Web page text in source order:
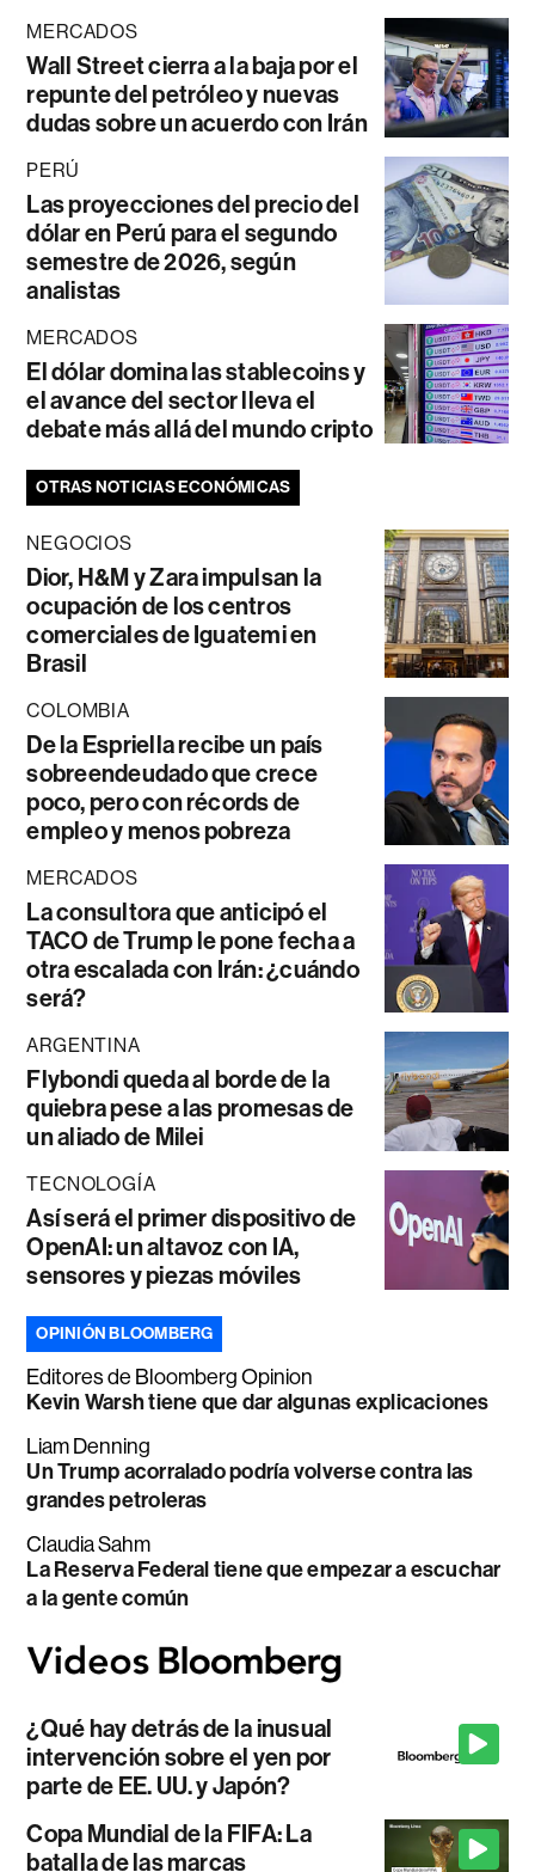
MERCADOS
Wall Street cierra a la baja por el
repunte del petróleo y nuevas
dudas sobre un acuerdo con Irán
PERÚ
Las proyecciones del precio del
dólar en Perú para el segundo
semestre de 2026, según
analistas
MERCADOS
El dólar domina las stablecoins y
el avance del sector lleva el
debate más allá del mundo cripto
OTRAS NOTICIAS ECONÓMICAS
NEGOCIOS
Dior, H&M y Zara impulsan la
ocupación de los centros
comerciales de Iguatemi en
Brasil
COLOMBIA
De la Espriella recibe un país
sobreendeudado que crece
poco, pero con récords de
empleo y menos pobreza
MERCADOS
La consultora que anticipó el
TACO de Trump le pone fecha a
otra escalada con Irán: ¿cuándo
será?
ARGENTINA
Flybondi queda al borde de la
quiebra pese a las promesas de
un aliado de Milei
TECNOLOGÍA
Así será el primer dispositivo de
OpenAI: un altavoz con IA,
sensores y piezas móviles
OPINIÓN BLOOMBERG
Editores de Bloomberg Opinion
Kevin Warsh tiene que dar algunas explicaciones
Liam Denning
Un Trump acorralado podría volverse contra las
grandes petroleras
Claudia Sahm
La Reserva Federal tiene que empezar a escuchar
a la gente común
¿Qué hay detrás de la inusual
intervención sobre el yen por
parte de EE. UU. y Japón?
Copa Mundial de la FIFA: La
batalla de las marcas